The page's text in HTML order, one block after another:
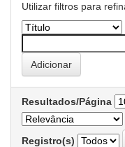
Utilizar filtros para
Resultados/Página
Registro(s)